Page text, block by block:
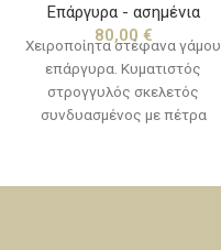
Επάργυρα - ασημένια
80,00 €
Χειροποίητα στέφανα γάμου
επάργυρα. Κυματιστός
στρογγυλός σκελετός
συνδυασμένος με πέτρα